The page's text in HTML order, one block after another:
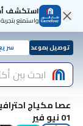
استكشف
واستمتع
توصيل بموعد
ابحث بين
عصا مكياج
01 نيو فير